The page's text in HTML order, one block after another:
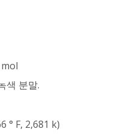
색 분말.
° F, 2,681 k)